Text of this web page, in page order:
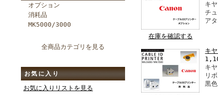
オプション
消耗品
MK5000/3000
全商品カテゴリを見る
お気に入り
お気に入りリストを見る
在庫を確認する
キ
チ
ア
キ
キ
リ
黒